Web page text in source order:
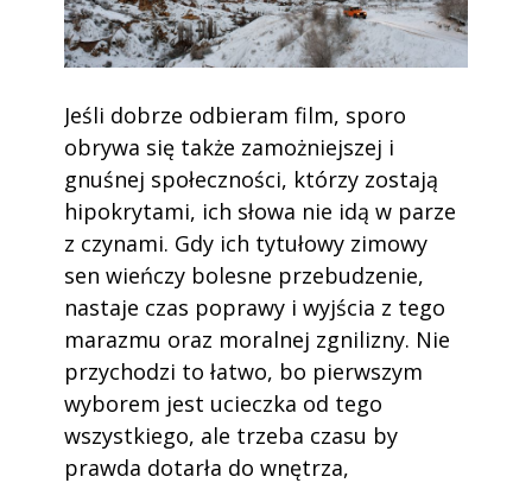
Jeśli dobrze odbieram film, sporo
obrywa się także zamożniejszej i
gnuśnej społeczności, którzy zostają
hipokrytami, ich słowa nie idą w parze
z czynami. Gdy ich tytułowy zimowy
sen wieńczy bolesne przebudzenie,
nastaje czas poprawy i wyjścia z tego
marazmu oraz moralnej zgnilizny. Nie
przychodzi to łatwo, bo pierwszym
wyborem jest ucieczka od tego
wszystkiego, ale trzeba czasu by
prawda dotarła do wnętrza,